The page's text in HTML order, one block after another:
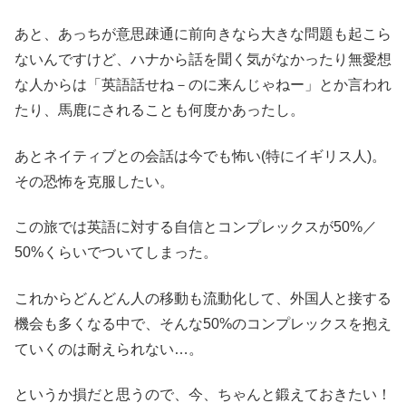
あと、あっちが意思疎通に前向きなら大きな問題も起こら
ないんですけど、ハナから話を聞く気がなかったり無愛想
な人からは「英語話せね－のに来んじゃねー」とか言われ
たり、馬鹿にされることも何度かあったし。
あとネイティブとの会話は今でも怖い(特にイギリス人)。
その恐怖を克服したい。
この旅では英語に対する自信とコンプレックスが50%／
50%くらいでついてしまった。
これからどんどん人の移動も流動化して、外国人と接する
機会も多くなる中で、そんな50%のコンプレックスを抱え
ていくのは耐えられない…。
というか損だと思うので、今、ちゃんと鍛えておきたい！